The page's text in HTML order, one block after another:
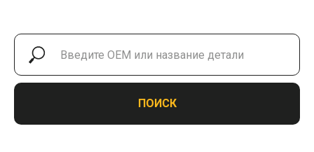
ПОИСК